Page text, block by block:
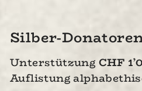
Silber-
Unterstützung CHF
Auflistung